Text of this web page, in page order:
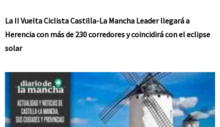
La II Vuelta Ciclista Castilla-La Mancha Leader llegará a
Herencia con más de 230 corredores y coincidirá con el eclipse
solar